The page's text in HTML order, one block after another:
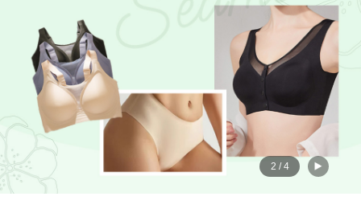
2 /4